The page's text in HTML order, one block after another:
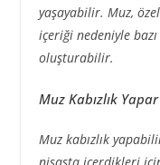
yaşayabilir. Muz,
içeriği nedeniyle
oluşturabilir.
Muz Kabızlık Yapar
Muz kabızlık